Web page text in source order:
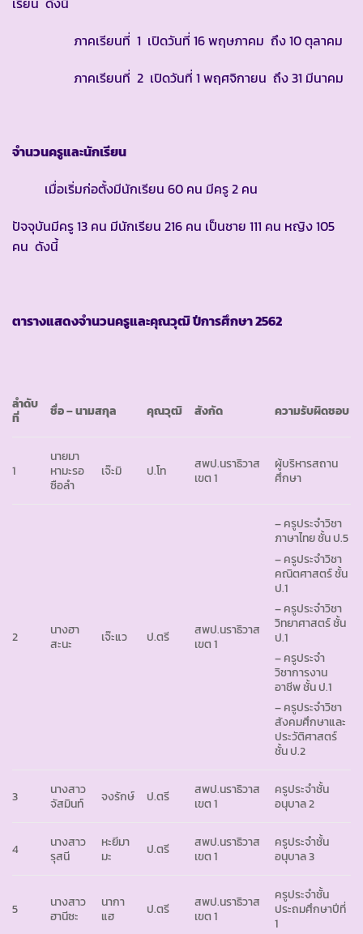
ภาคเรียนที่ 1 เปิดวันที่ 16 พฤษภาคม ถึง 10 ตุลาคม
ภาคเรียนที่ 2 เปิดวันที่ 1 พฤศจิกายน ถึง 31 มีนาคม
จำนวนครูและนักเรียน
เมื่อเริ่มก่อตั้งมีนักเรียน 60 คน มีครู 2 คน
ปัจจุบันมีครู 13 คน มีนักเรียน 216 คน เป็นชาย 111 คน หญิง 105
คน ดังนี้
ตารางแสดงจำนวนครูและคุณวุฒิ ปีการศึกษา2562
ลำดับ
ที่
ชื่อ – นามสกุล คุณวุฒิ สังกัด ความรับผิดชอบ
1
นายมา
หามะรอ
ซือลำ
เจ๊ะมิ ป.โท
สพป.นราธิวาส
เขต 1
ผู้บริหารสถาน
ศึกษา
2
นางฮา
สะนะ
เจ๊ะแว ป.ตรี
สพป.นราธิวาส
เขต 1
– ครูประจำวิชา
ภาษาไทย ชั้น ป.5
– ครูประจำวิชา
คณิตศาสตร์ ชั้น
ป.1
– ครูประจำวิชา
วิทยาศาสตร์ ชั้น
ป.1
– ครูประจำ
วิชาการงาน
อาชีพ ชั้น ป.1
– ครูประจำวิชา
สังคมศึกษาและ
ประวัติศาสตร์
ชั้น ป.2
3
นางสาว
จัสมินท์
จงรักษ์ ป.ตรี
สพป.นราธิวาส
เขต 1
ครูประจำชั้น
อนุบาล 2
4
นางสาว
รุสนี
หะยีมา
มะ
ป.ตรี
สพป.นราธิวาส
เขต 1
ครูประจำชั้น
อนุบาล 3
5
นางสาว
ฮานีซะ
นากา
แฮ
ป.ตรี
สพป.นราธิวาส
เขต 1
ครูประจำชั้น
ประถมศึกษาปีที่
1